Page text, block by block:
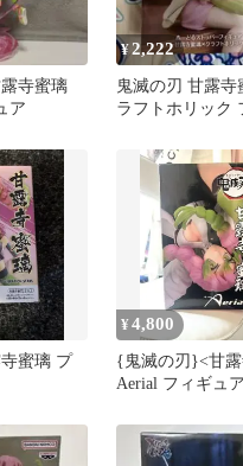
寺蜜璃
ア
¥2,222
鬼滅の刃 甘露寺
ラフトホリック
蜜璃 プ
¥4,800
{鬼滅の刃}<甘
Aerial フィギュ